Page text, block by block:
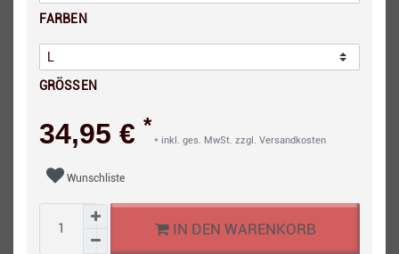
FARBEN
GRÖSSEN
34,95 € *
* inkl. ges. MwSt. zzgl. Versandkosten
Wunschliste
IN DEN WARENKORB